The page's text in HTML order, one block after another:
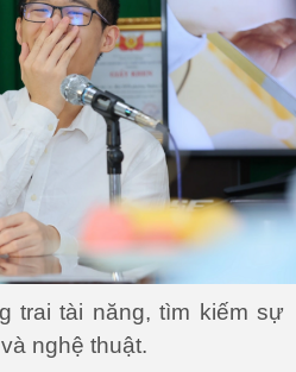
trai tài năng, tìm kiếm sự
nghệ thuật.